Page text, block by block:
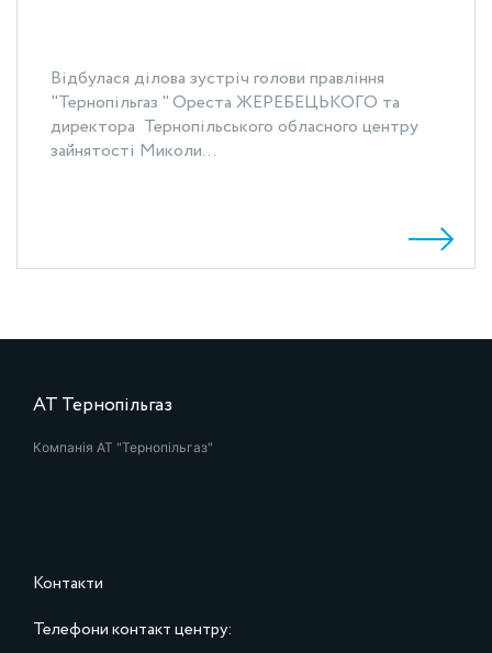
Відбулася ділова зустріч голови правління
"Тернопільгаз " Ореста ЖЕРЕБЕЦЬКОГО та
директора Тернопільського обласного центру
зайнятості Миколи...
АТ Тернопільгаз
Компанія АТ "Тернопільгаз"
Контакти
Телефони контакт центру: